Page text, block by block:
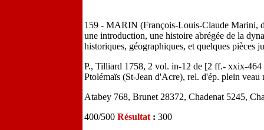
159 - MARIN (François-Louis-Claude Marini,
une introduction, une histoire abrégée de la
historiques, géographiques, et quelques pièces
P., Tilliard 1758, 2 vol. in-12 de [2 ff.- xxix-
Ptolémaïs (St-Jean d'Acre), rel. d'ép. plein
Atabey 768, Brunet 28372, Chadenat 5245,
400/500 Résultat : 300